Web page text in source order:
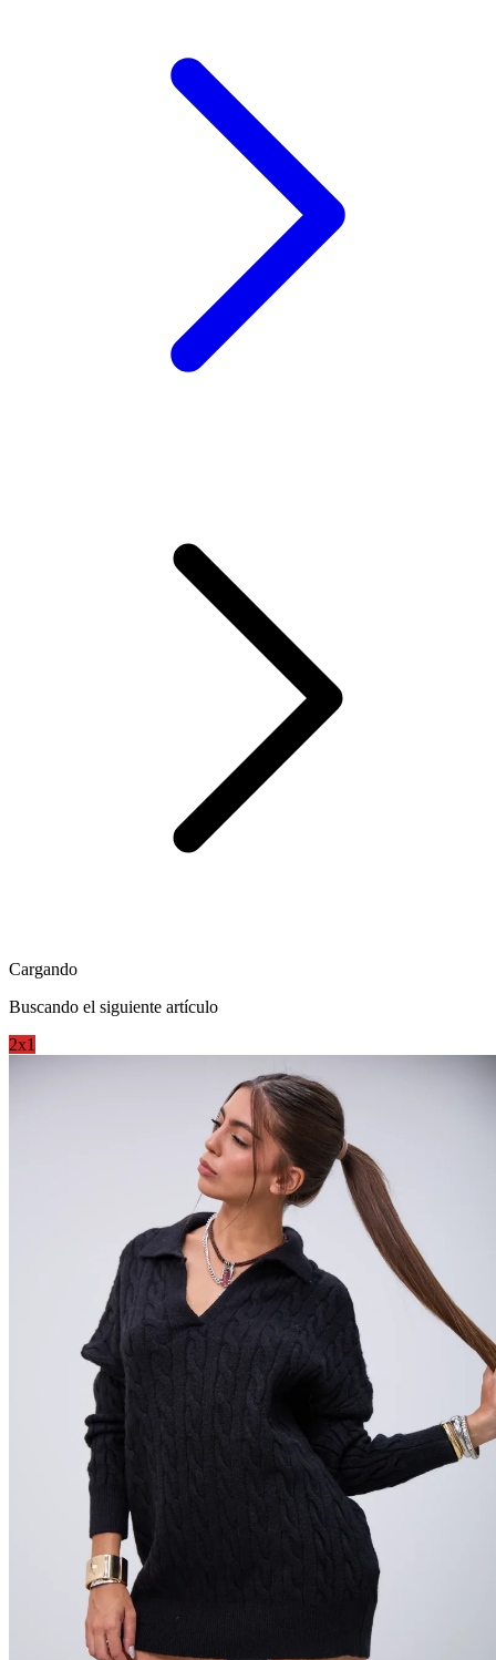
Cargando
Buscando el siguiente artículo
2x1